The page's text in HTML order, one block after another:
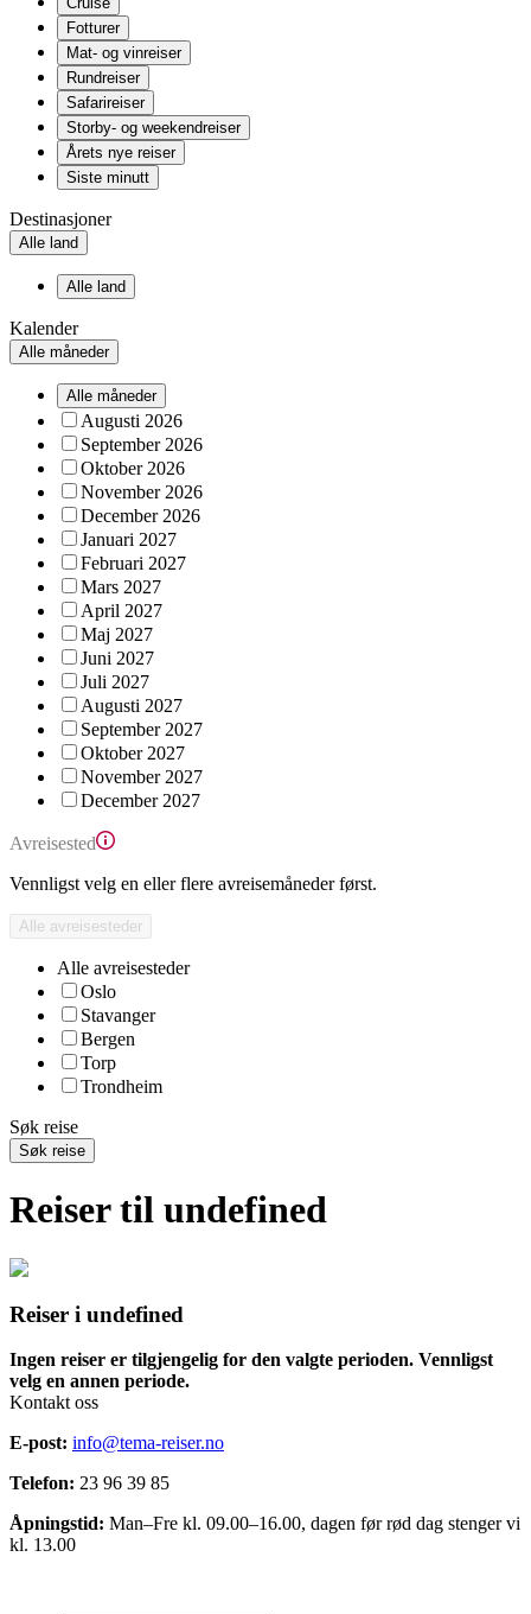
Fotturer
Mat- og vinreiser
Rundreiser
Safarireiser
Storby- og weekendreiser
Årets nye reiser
Siste minutt
Destinasjoner
Alle land
Alle land
Kalender
Alle måneder
Alle måneder
Augusti 2026
September 2026
Oktober 2026
November 2026
December 2026
Januari 2027
Februari 2027
Mars 2027
April 2027
Maj 2027
Juni 2027
Juli 2027
Augusti 2027
September 2027
Oktober 2027
November 2027
December 2027
Avreisested
Vennligst velg en eller flere avreisemåneder først.
Alle avreisesteder
Alle avreisesteder
Oslo
Stavanger
Bergen
Torp
Trondheim
Søk reise
Søk reise
Reiser til undefined
Reiser i undefined
Ingen reiser er tilgjengelig for den valgte perioden. Vennligst
velg en annen periode.
Kontakt oss
E-post: info@tema-reiser.no
Telefon: 23 96 39 85
Åpningstid: Man–Fre kl. 09.00–16.00, dagen før rød dag stenger vi
kl. 13.00